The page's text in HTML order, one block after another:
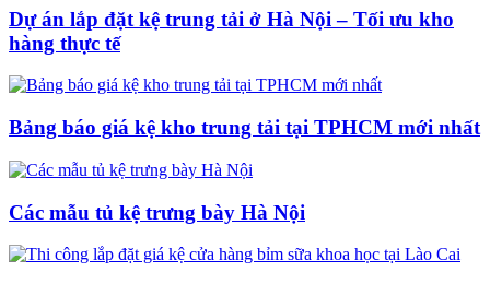
Dự án lắp đặt kệ trung tải ở Hà Nội – Tối ưu kho
hàng thực tế
Bảng báo giá kệ kho trung tải tại TPHCM mới nhất
Các mẫu tủ kệ trưng bày Hà Nội